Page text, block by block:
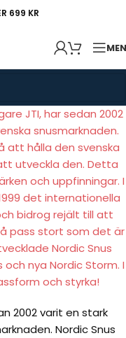
699 KR
2002 varit en stark
Nordic Snus